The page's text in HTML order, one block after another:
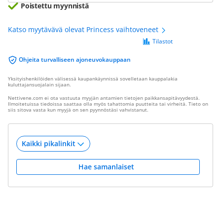
Poistettu myynnistä
Katso myytävävä olevat Princess vaihtoveneet
Ohjeita turvalliseen ajoneuvokauppaan
Tilastot
Yksityishenkilöiden välisessä kaupankäynnissä sovelletaan kauppalakia
kuluttajansuojalain sijaan.
Nettivene.com ei ota vastuuta myyjän antamien tietojen paikkansapitävyydestä.
Ilmoitetuissa tiedoissa saattaa olla myös tahattomia puutteita tai virheitä. Tieto on
siis sitova vasta kun myyjä on sen pyynnöstäsi vahvistanut.
Hae samanlaiset